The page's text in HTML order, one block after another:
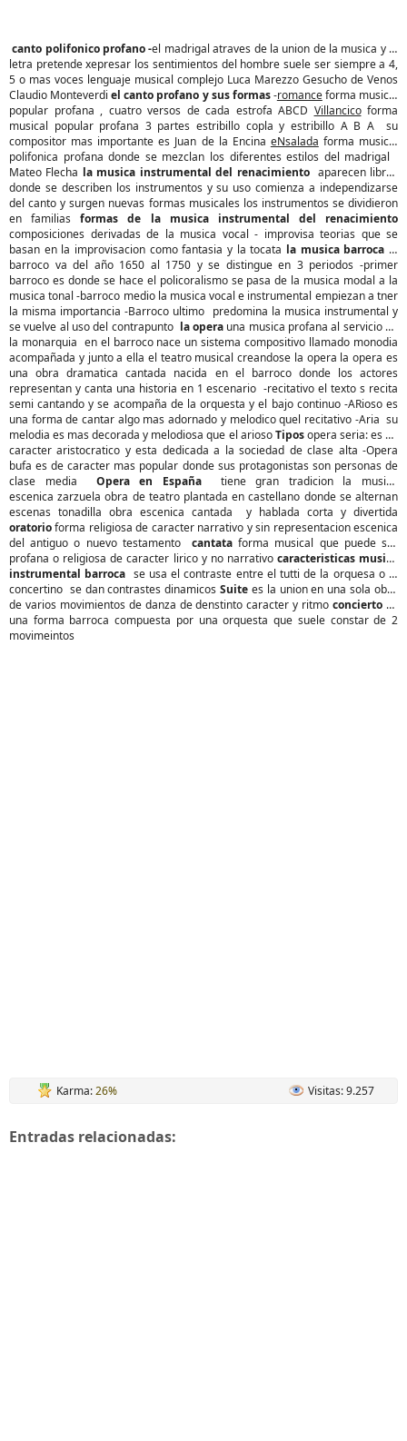
canto polifonico profano -el madrigal atraves de la union de la musica y la
letra pretende xepresar los sentimientos del hombre suele ser siempre a 4,
5 o mas voces lenguaje musical complejo Luca Marezzo Gesucho de Venos
Claudio Monteverdiel canto profano y sus formas-romanceforma musical
popular profana , cuatro versos de cada estrofa ABCD Villancicoforma
musical popular profana 3 partes estribillo copla y estribillo A B A su
compositor mas importante es Juan de la Encina eNsalada forma musical
polifonica profana donde se mezclan los diferentes estilos del madrigal
Mateo Flecha la musica instrumental del renacimientoaparecen libros
donde se describen los instrumentos y su uso comienza a independizarse
del canto y surgen nuevas formas musicales los instrumentos se dividieron
en familiasformas de la musica instrumental del renacimiento
composiciones derivadas de la musica vocal - improvisa teorias que se
basan en la improvisacion como fantasia y la tocata la musica barroca el
barroco va del año 1650 al 1750 y se distingue en 3 periodos -primer
barroco es donde se hace el policoralismo se pasa de la musica modal a la
musica tonal -barroco medio la musica vocal e instrumental empiezan a tner
la misma importancia -Barroco ultimo predomina la musica instrumental y
se vuelve al uso del contrapunto la operauna musica profana al servicio de
la monarquia en el barroco nace un sistema compositivo llamado monodia
acompañada y junto a ella el teatro musical creandose la opera la opera es
una obra dramatica cantada nacida en el barroco donde los actores
representan y canta una historia en 1 escenario -recitativo el texto s recita
semi cantando y se acompaña de la orquesta y el bajo continuo -ARioso es
una forma de cantar algo mas adornado y melodico quel recitativo -Aria su
melodia es mas decorada y melodiosa que el ariosoTiposopera seria: es de
caracter aristocratico y esta dedicada a la sociedad de clase alta -Opera
bufa es de caracter mas popular donde sus protagonistas son personas de
clase media Opera en Españatiene gran tradicion la musica
escenica zarzuela obra de teatro plantada en castellano donde se alternan
escenas tonadilla obra escenica cantada y hablada corta y divertida
oratorioforma religiosa de caracter narrativo y sin representacion escenica
del antiguo o nuevo testamentocantata forma musical que puede ser
profana o religiosa de caracter lirico y no narrativo caracteristicas musica
instrumental barroca se usa el contraste entre el tutti de la orquesa o el
concertino se dan contrastes dinamicosSuite es la union en una sola obra
de varios movimientos de danza de denstinto caracter y ritmoconcierto es
una forma barroca compuesta por una orquesta que suele constar de 2
movimeintos
Karma:26% Visitas: 9.257
Entradas relacionadas: